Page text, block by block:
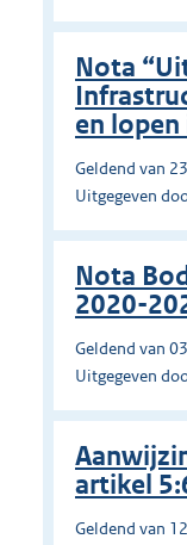
Nota
en
Geldend van
Uitgegeven
Nota
2020-
Geldend van
Uitgegeven
artikel
Geldend van